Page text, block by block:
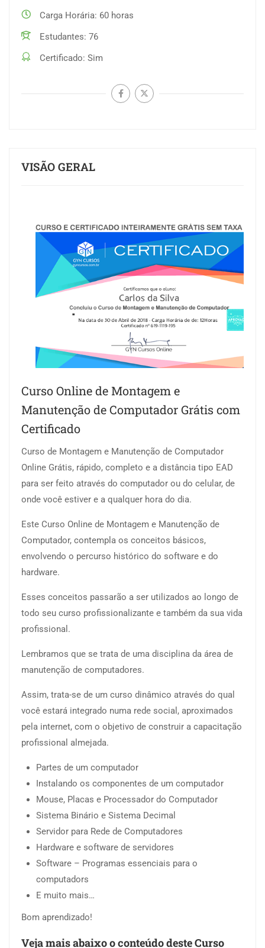
VISÃO GERAL
Curso Online de Montagem e
Manutenção de Computador Grátis com
Certificado
Curso de Montagem e Manutenção de Computador
Online Grátis, rápido, completo e a distância tipo EAD
para ser feito através do computador ou do celular, de
onde você estiver e a qualquer hora do dia.
Este Curso Online de Montagem e Manutenção de
Computador, contempla os conceitos básicos,
envolvendo o percurso histórico do software e do
hardware.
Esses conceitos passarão a ser utilizados ao longo de
todo seu curso profissionalizante e também da sua vida
profissional.
Lembramos que se trata de uma disciplina da área de
manutenção de computadores.
Assim, trata-se de um curso dinâmico através do qual
você estará integrado numa rede social, aproximados
pela internet, com o objetivo de construir a capacitação
profissional almejada.
Partes de um computador
Instalando os componentes de um computador
Mouse, Placas e Processador do Computador
Sistema Binário e Sistema Decimal
Servidor para Rede de Computadores
Hardware e software de servidores
Software – Programas essenciais para o
computadors
E muito mais…
Bom aprendizado!
Veja mais abaixo o conteúdo deste Curso
Carga Horária 60 horas
Estudantes 76
Certificado Sim